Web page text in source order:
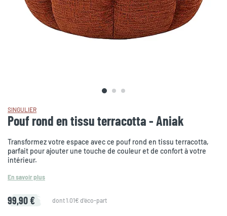
SINGULIER
Pouf rond en tissu terracotta - Aniak
Transformez votre espace avec ce pouf rond en tissu terracotta,
parfait pour ajouter une touche de couleur et de confort à votre
intérieur.
En savoir plus
99,90 € dont 1.01€ d'éco-part